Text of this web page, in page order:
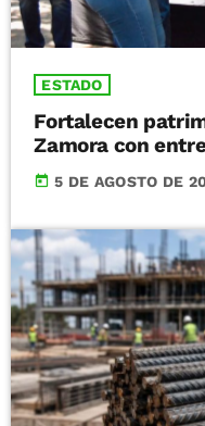
ESTADO
Fortalecen
Zamora con
today 5 DE AGOSTO DE